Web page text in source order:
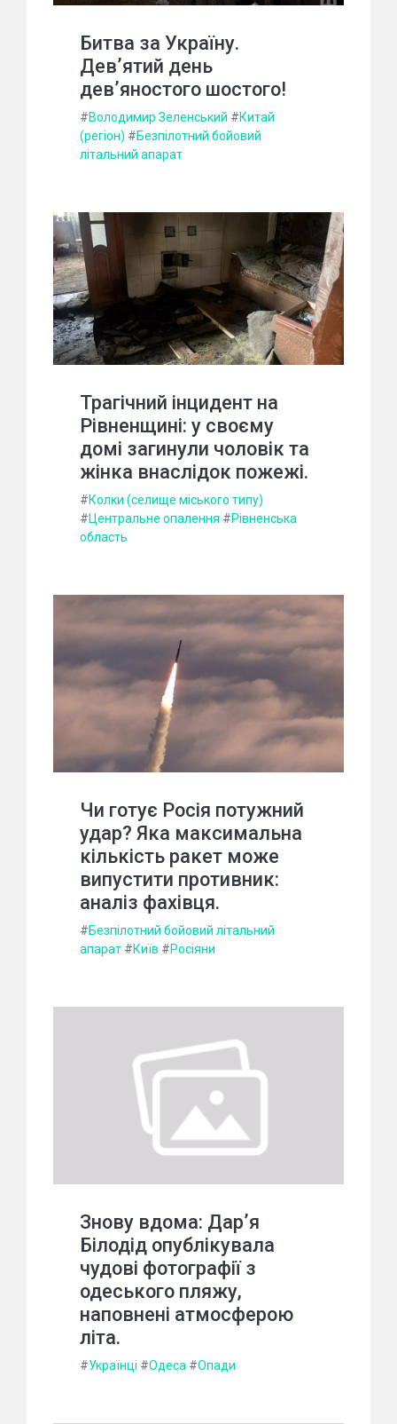
Битва за Україну.
Дев’ятий день
дев’яностого шостого!
#Володимир Зеленський #Китай
(регіон) #Безпілотний бойовий
літальний апарат
Трагічний інцидент на
Рівненщині: у своєму
домі загинули чоловік та
жінка внаслідок пожежі.
#Колки (селище міського типу)
#Центральне опалення #Рівненська
область
Чи готує Росія потужний
удар? Яка максимальна
кількість ракет може
випустити противник:
аналіз фахівця.
#Безпілотний бойовий літальний
апарат #Київ #Росіяни
Знову вдома: Дарʼя
Білодід опублікувала
чудові фотографії з
одеського пляжу,
наповнені атмосферою
літа.
#Українці #Одеса #Опади